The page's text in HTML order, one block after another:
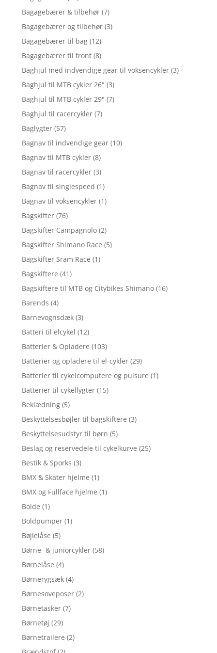
Bagagebærer & tilbehør (7)
Bagagebærer og tilbehør (3)
Bagagebærer til bag (12)
Bagagebærer til front (8)
Baghjul med indvendige gear til voksencykler (3)
Baghjul til MTB cykler 26" (3)
Baghjul til MTB cykler 29" (7)
Baghjul til racercykler (7)
Baglygter (57)
Bagnav til indvendige gear (10)
Bagnav til MTB cykler (8)
Bagnav til racercykler (3)
Bagnav til singlespeed (1)
Bagnav til voksencykler (1)
Bagskifter (76)
Bagskifter Campagnolo (2)
Bagskifter Shimano Race (5)
Bagskifter Sram Race (1)
Bagskiftere (41)
Bagskiftere til MTB og Citybikes Shimano (16)
Barends (4)
Barnevognsdæk (3)
Batteri til elcykel (12)
Batterier & Opladere (103)
Batterier og opladere til el-cykler (29)
Batterier til cykelcomputere og pulsure (1)
Batterier til cykellygter (15)
Beklædning (5)
Beskyttelsesbøjler til bagskiftere (3)
Beskyttelsesudstyr til børn (5)
Beslag og reservedele til cykelkurve (25)
Bestik & Sporks (3)
BMX & Skater hjelme (1)
BMX og Fullface hjelme (1)
Bolde (1)
Boldpumper (1)
Bøjlelåse (5)
Børne- & juniorcykler (58)
Børnelåse (4)
Børnerygsæk (4)
Børnesoveposer (2)
Børnetasker (7)
Børnetøj (29)
Børnetrailere (2)